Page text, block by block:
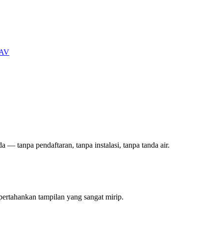
— tanpa pendaftaran, tanpa instalasi, tanpa tanda air.
tampilan yang sangat mirip.